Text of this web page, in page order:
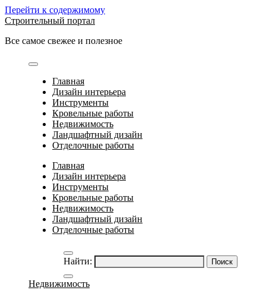
Перейти к содержимому
Строительный портал
Все самое свежее и полезное
Главная
Дизайн интерьера
Инструменты
Кровельные работы
Недвижимость
Ландшафтный дизайн
Отделочные работы
Главная
Дизайн интерьера
Инструменты
Кровельные работы
Недвижимость
Ландшафтный дизайн
Отделочные работы
Найти:
Недвижимость